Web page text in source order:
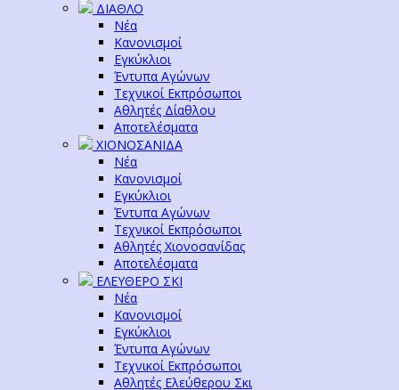
ΔΙΑΘΛΟ
Νέα
Κανονισμοί
Εγκύκλιοι
Έντυπα Αγώνων
Τεχνικοί Εκπρόσωποι
Αθλητές Δίαθλου
Αποτελέσματα
ΧΙΟΝΟΣΑΝΙΔΑ
Νέα
Κανονισμοί
Εγκύκλιοι
Έντυπα Αγώνων
Τεχνικοί Εκπρόσωποι
Αθλητές Χιονοσανίδας
Αποτελέσματα
ΕΛΕΥΘΕΡΟ ΣΚΙ
Νέα
Κανονισμοί
Εγκύκλιοι
Έντυπα Αγώνων
Τεχνικοί Εκπρόσωποι
Αθλητές Ελεύθερου Σκι